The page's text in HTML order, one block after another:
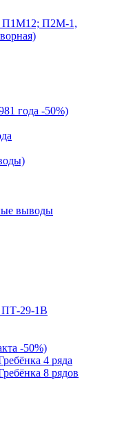
П2М-1,
года -50%)
выводы
29-1В
-50%)
4 ряда
8 рядов